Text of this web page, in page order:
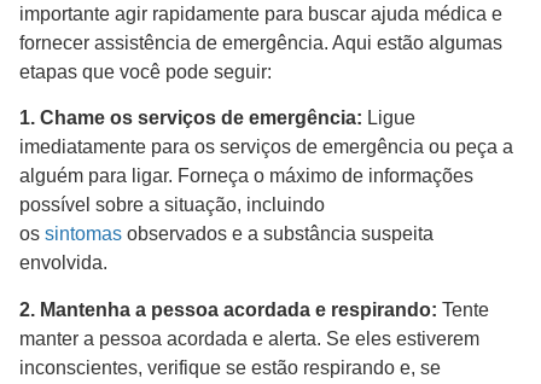
importante agir rapidamente para buscar ajuda médica e
fornecer assistência de emergência. Aqui estão algumas
etapas que você pode seguir:
1. Chame os serviços de emergência: Ligue
imediatamente para os serviços de emergência ou peça a
alguém para ligar. Forneça o máximo de informações
possível sobre a situação, incluindo
os sintomas observados e a substância suspeita
envolvida.
2. Mantenha a pessoa acordada e respirando: Tente
manter a pessoa acordada e alerta. Se eles estiverem
inconscientes, verifique se estão respirando e, se